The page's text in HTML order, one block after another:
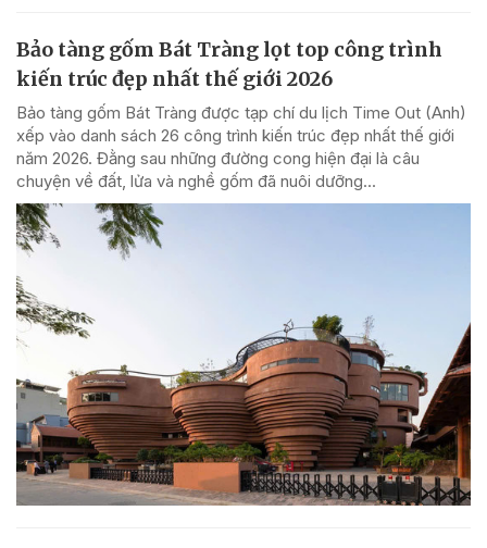
Bảo tàng gốm Bát Tràng lọt top công trình
kiến trúc đẹp nhất thế giới 2026
Bảo tàng gốm Bát Tràng được tạp chí du lịch Time Out (Anh)
xếp vào danh sách 26 công trình kiến trúc đẹp nhất thế giới
năm 2026. Đằng sau những đường cong hiện đại là câu
chuyện về đất, lửa và nghề gốm đã nuôi dưỡng...